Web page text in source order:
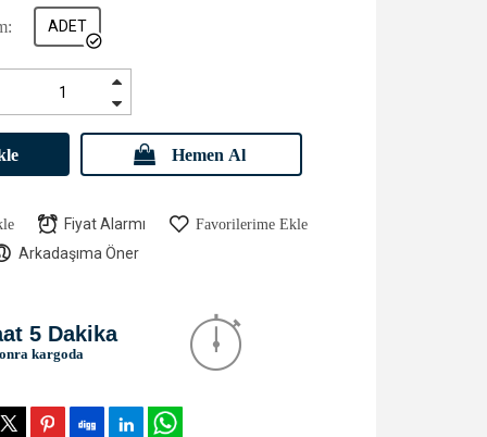
ADET
Hemen Al
Fiyat Alarmı Favorilerime Ekle
Arkadaşıma Öner
5 Dakika
kargoda